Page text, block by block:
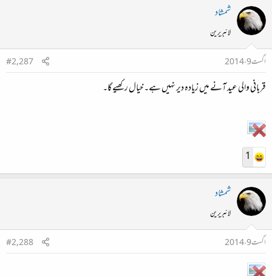
شمشاد
لائبریرین
اگست 9، 2014
#2,287
قربانی والی عید آنے میں زیادہ دیر نہیں ہے۔ خیال رکھیے گا۔
1
شمشاد
لائبریرین
اگست 9، 2014
#2,288